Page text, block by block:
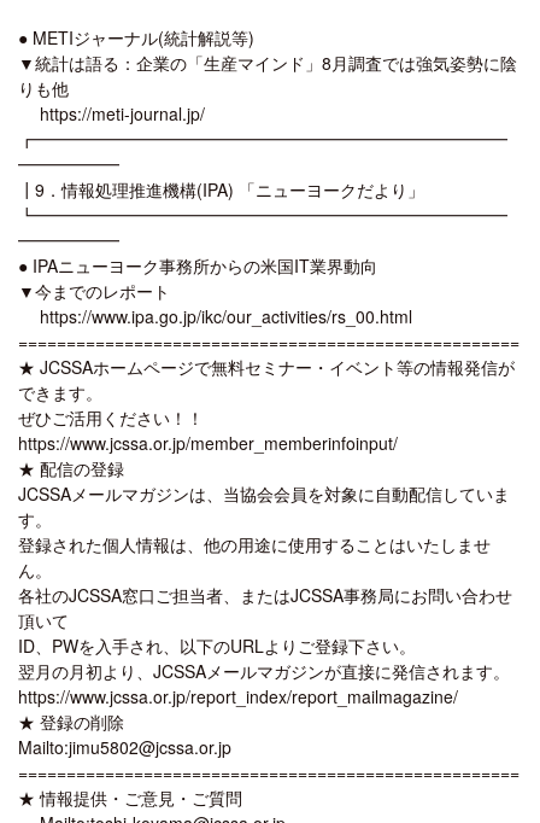
● METIジャーナル(統計解説等)
▼統計は語る：企業の「生産マインド」8月調査では強気姿勢に陰
りも他
https://meti-journal.jp/
┏━━━━━━━━━━━━━━━━━━━━━━━━━━━━
━━━━━━
┃9．情報処理推進機構(IPA) 「ニューヨークだより」
┗━━━━━━━━━━━━━━━━━━━━━━━━━━━━
━━━━━━
● IPAニューヨーク事務所からの米国IT業界動向
▼今までのレポート
https://www.ipa.go.jp/ikc/our_activities/rs_00.html
====================================================
★ JCSSAホームページで無料セミナー・イベント等の情報発信が
できます。
ぜひご活用ください！！
https://www.jcssa.or.jp/member_memberinfoinput/
★ 配信の登録
JCSSAメールマガジンは、当協会会員を対象に自動配信していま
す。
登録された個人情報は、他の用途に使用することはいたしませ
ん。
各社のJCSSA窓口ご担当者、またはJCSSA事務局にお問い合わせ
頂いて
ID、PWを入手され、以下のURLよりご登録下さい。
翌月の月初より、JCSSAメールマガジンが直接に発信されます。
https://www.jcssa.or.jp/report_index/report_mailmagazine/
★ 登録の削除
Mailto:jimu5802@jcssa.or.jp
====================================================
★ 情報提供・ご意見・ご質問